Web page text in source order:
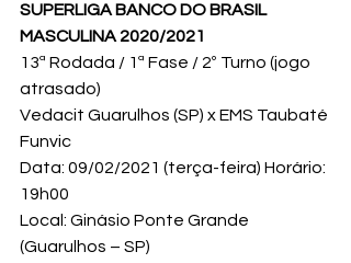
SUPERLIGA BANCO DO BRASIL
MASCULINA 2020/2021
13ª Rodada / 1ª Fase / 2º Turno (jogo
atrasado)
Vedacit Guarulhos (SP) x EMS Taubaté
Funvic
Data: 09/02/2021 (terça-feira) Horário:
19h00
Local: Ginásio Ponte Grande
(Guarulhos – SP)